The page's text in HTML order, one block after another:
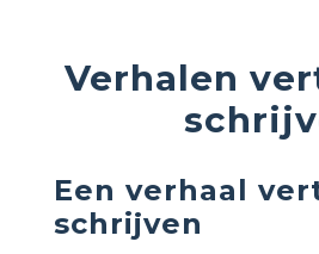
Verhalen
Een verhaal
schrijven